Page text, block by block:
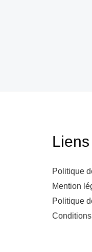
Politique
Mention
Politique